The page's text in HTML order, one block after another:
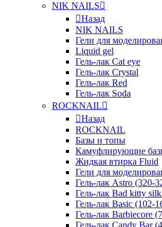
NIK NAILS
Назад
NIK NAILS
Гели для
Liquid gel
Гель-лак Cat eye
Гель-лак Crystal
Гель-лак Red
Гель-лак Soda
ROCKNAIL
Назад
ROCKNAIL
Базы и топы
Камуфлирующие
Жидкая втирка Fluid
Гели для
Гель-лак Astro (320-
Гель-лак Bad kitty
Гель-лак Basic (102-
Гель-лак Barbiecore
Гель-лак Candy Bar